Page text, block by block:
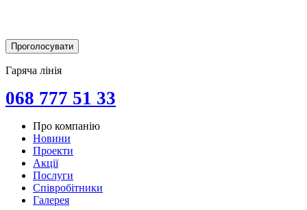
Гаряча лінія
068 777 51 33
Про компанію
Новини
Проекти
Акції
Послуги
Співробітники
Галерея